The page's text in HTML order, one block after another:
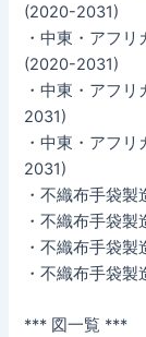
(2020-2031)
・中東・アフ
(2020-2031)
・中東・アフ
2031)
・中東・アフ
2031)
・不織布手袋
・不織布手袋
・不織布手袋
・不織布手袋
*** 図一覧 ***